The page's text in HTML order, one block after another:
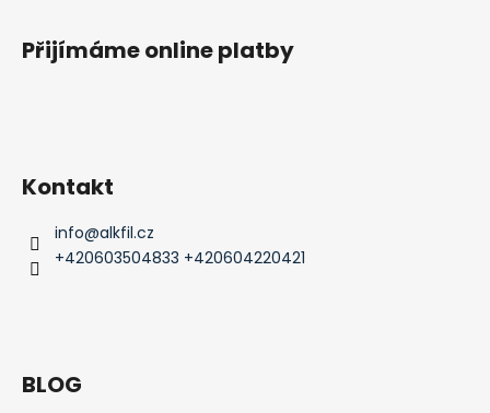
Přijímáme online platby
Kontakt
info@alkfil.cz
+420603504833 +420604220421
BLOG